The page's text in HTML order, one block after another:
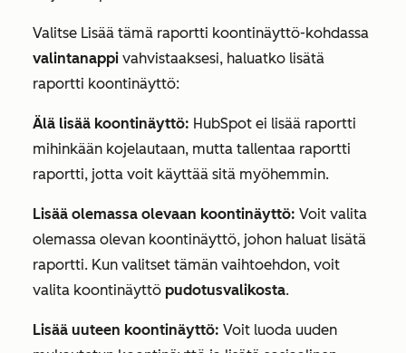
Valitse Lisää tämä raportti koontinäyttö-kohdassa
valintanappi vahvistaaksesi, haluatko lisätä
raportti koontinäyttö:
Älä lisää koontinäyttö: HubSpot ei lisää raportti
mihinkään kojelautaan, mutta tallentaa raportti
raportti, jotta voit käyttää sitä myöhemmin.
Lisää olemassa olevaan koontinäyttö: Voit valita
olemassa olevan koontinäyttö, johon haluat lisätä
raportti. Kun valitset tämän vaihtoehdon, voit
valita koontinäyttö pudotusvalikosta.
Lisää uuteen koontinäyttö: Voit luoda uuden